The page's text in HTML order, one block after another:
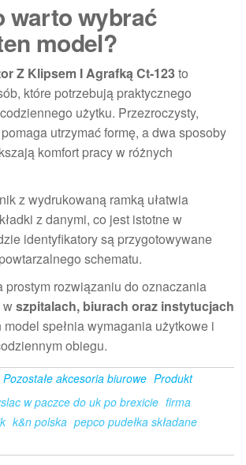
warto wybrać
model?
Z Klipsem I Agrafką Ct-123to
które potrzebują praktycznego
użytku. Przezroczysty,
utrzymać formę, a dwa sposoby
komfort pracy w różnych
z wydrukowaną ramką ułatwia
z danymi, co jest istotne w
identyfikatory są przygotowywane
schematu.
prostym rozwiązaniu do oznaczania
wszpitalach, biurach oraz instytucjach
model spełnia wymagania użytkowe i
obiegu.
Pozostałe akcesoria biurowe Produkt
w paczce do uk po brexicie firma
k&n polska pepco pudełka składane